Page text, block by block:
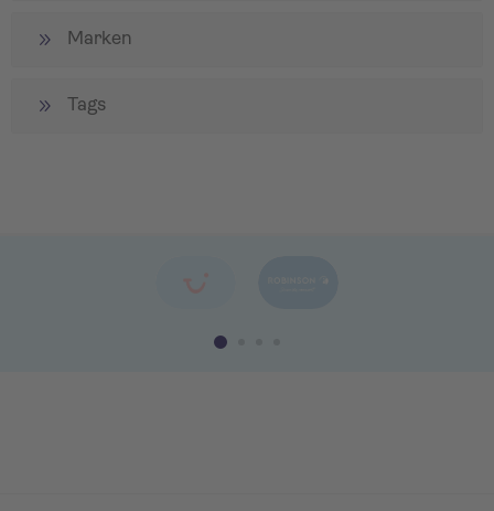
Marken
Tags